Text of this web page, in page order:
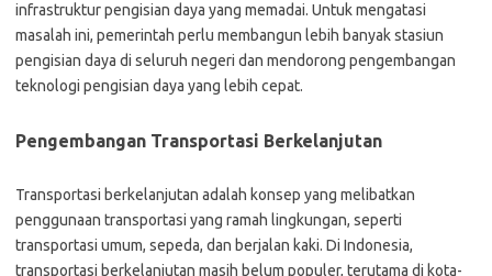
infrastruktur pengisian daya yang memadai. Untuk mengatasi
masalah ini, pemerintah perlu membangun lebih banyak stasiun
pengisian daya di seluruh negeri dan mendorong pengembangan
teknologi pengisian daya yang lebih cepat.
Pengembangan Transportasi Berkelanjutan
Transportasi berkelanjutan adalah konsep yang melibatkan
penggunaan transportasi yang ramah lingkungan, seperti
transportasi umum, sepeda, dan berjalan kaki. Di Indonesia,
transportasi berkelanjutan masih belum populer, terutama di kota-